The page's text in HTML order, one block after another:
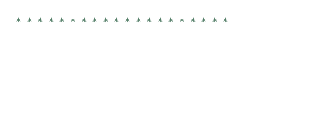
＊＊＊＊＊＊＊＊ ＊＊＊＊＊＊ ＊ ＊＊＊＊＊